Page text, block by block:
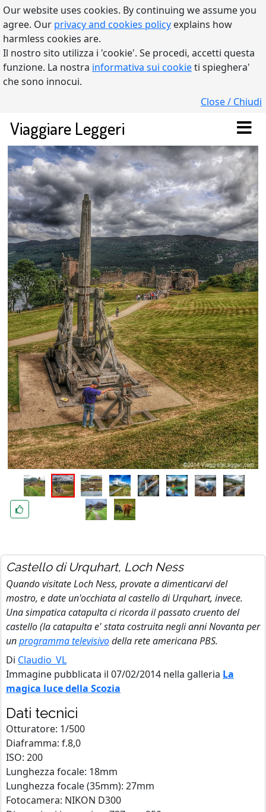
Our website uses cookies. By continuing we assume you
agree. Our privacy and cookies policy explains how
harmless cookies are.
Il nostro sito utilizza i 'cookie'. Se procedi, accetti questa
funzione. La nostra informativa sui cookieti spieghera'
che sono innocui.
Close / Chiudi
Viaggiare Leggeri
Castello di Urquhart, Loch Ness
Quando visitate Loch Ness, provate a dimenticarvi del
mostro, e date un'occhiata al castello di Urquhart, invece.
Una simpatica catapulta ci ricorda il passato cruento del
castello (la catapulta e' stata costruita negli anni Novanta per
unprogramma televisivodella rete americana PBS.
Di Claudio_VL
Immagine pubblicata il 07/02/2014 nella galleria La
magica luce della Scozia
Dati tecnici
Otturatore: 1/500
Diaframma: f.8,0
ISO: 200
Lunghezza focale: 18mm
Lunghezza focale (35mm): 27mm
Fotocamera: NIKON D300